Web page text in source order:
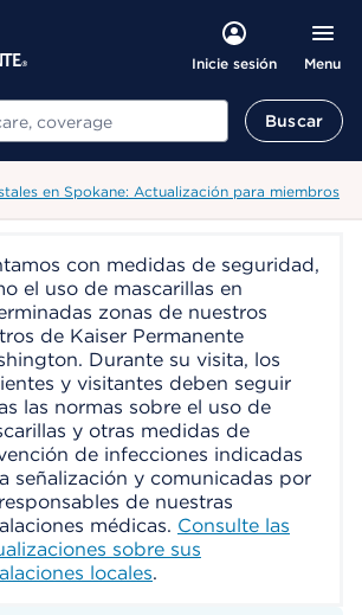
Inicie sesión Menu
Buscar
en Spokane: Actualización para miembros
con medidas de seguridad,
el uso de mascarillas en
zonas de nuestros
de Kaiser Permanente
Durante su visita, los
y visitantes deben seguir
las normas sobre el uso de
y otras medidas de
de infecciones indicadas
señalización y comunicadas por
de nuestras
médicas. Consulte las
sobre sus
locales.